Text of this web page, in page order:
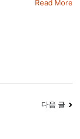
Read More
다음 글